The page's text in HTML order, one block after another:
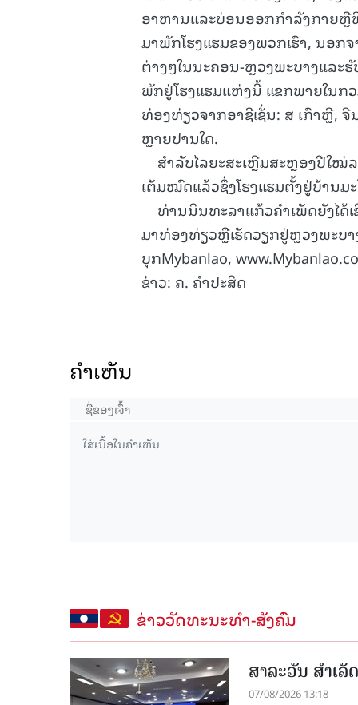
ອາຫານແລະບ່ອນອອກກຳລັງກາຍຫຼື
ມາພັກໂຮງແຮມຂອງພວກເຮົາ, ນອ
ຕ່າງໆໃນນະຄອນ-ຫຼວງພະບາງແລ
ພັກຢູ່ໂຮງແຮມແຫ່ງນີ້ ແຂກພາຍໃນກ
ທ່ອງທ່ຽວຈາກອາຊີເຊັ່ນ: ສ ເກົາຫຼີ, ຈີ
ຫຼາຍປານໃດ.
ສຳລັບໄລຍະສະເຫຼີມສະຫຼອງປີໃໝ່
ເຕັມໝົດແລ້ວຊຶ່ງໂຮງແຮມຕັ້ງຢູ່ບ້ານ
ທ່ານນິນທະລາແກ້ວຄຳເພັດຍັງໄດ້
ມາທ່ອງທ່ຽວຫຼືເຮັດວຽກຢູ່ຫຼວງພະບາ
ບຸກMybanlao,
ຂ່າວ: ຄ. ຄຳປະສິດ
ຄໍາເຫັນ
ຂ່າວວັດທະນະທຳ-ສັງຄົມ
ສາລະວັນ ສໍາເ
07/08/2026 13:18